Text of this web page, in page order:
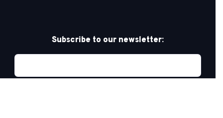
Subscribe to our newsletter: